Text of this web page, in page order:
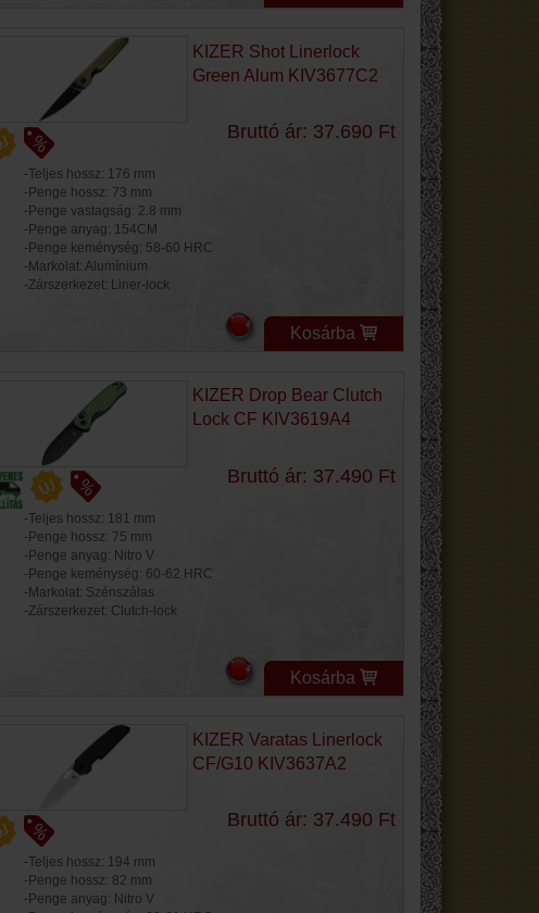
KIZER Shot Linerlock
Green Alum KIV3677C2
Bruttó ár: 37.690 Ft
-Teljes hossz: 176 mm
-Penge hossz: 73 mm
-Penge vastagság: 2.8 mm
-Penge anyag: 154CM
-Penge keménység: 58-60 HRC
-Markolat: Alumínium
-Zárszerkezet: Liner-lock
Kosárba
KIZER Drop Bear Clutch
Lock CF KIV3619A4
Bruttó ár: 37.490 Ft
-Teljes hossz: 181 mm
-Penge hossz: 75 mm
-Penge anyag: Nitro V
-Penge keménység: 60-62 HRC
-Markolat: Szénszálas
-Zárszerkezet: Clutch-lock
Kosárba
KIZER Varatas Linerlock
CF/G10 KIV3637A2
Bruttó ár: 37.490 Ft
-Teljes hossz: 194 mm
-Penge hossz: 82 mm
-Penge anyag: Nitro V